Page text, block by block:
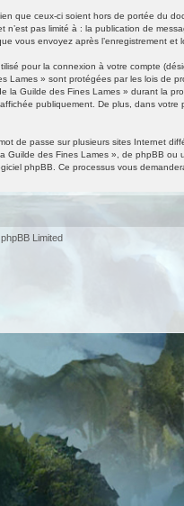
que ceux-ci soient hors de portée du
pas limité à : la publication de
vous envoyez après l’enregistrement et
pour la connexion à votre compte
Lames » sont protégées par les lois de
Guilde des Fines Lames » durant la
publiquement. De plus, dans votre
de passe sur plusieurs sites Internet
des Fines Lames », de phpBB ou
phpBB. Ce processus vous
Limited